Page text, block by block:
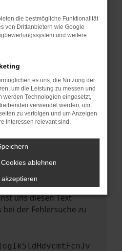
neu.
helfen,
zu beheben.
dein Browser und dein
auf dem neuesten Stand
birgt nicht nur ein
sondern kann auch dazu
Funktionen nicht
Webseitenbetreiber.
genannten Schritte
uns bitte. Wir
das Problem zu
uns diesen Text
bei der Fehlersuche zu
die bestmögliche Funktionalität
von Drittanbietern wie Google
und weitere
es uns, die Nutzung der
um die Leistung zu messen und
werden Technologien eingesetzt,
verwendet werden, um
zu verfolgen und um Anzeigen
Interessen relevant sind.
ablehnen
akzeptieren